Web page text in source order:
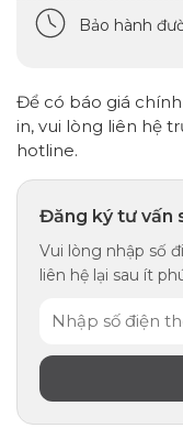
Bảo hành
Để có báo giá
in, vui lòng liên hệ
hotline.
Đăng ký tư vấn
Vui lòng nhập số
liên hệ lại sau ít